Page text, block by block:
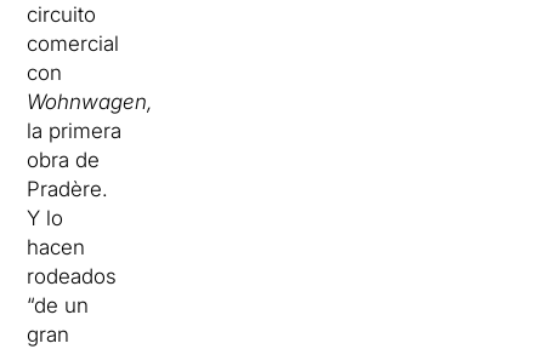
circuito
comercial
con
Wohnwagen,
la primera
obra de
Pradère.
Y lo
hacen
rodeados
“de un
gran